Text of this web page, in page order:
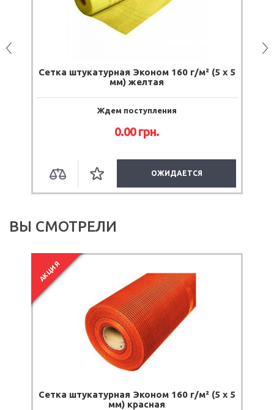
Сетка штукатурная Эконом 160 г/м² (5 х 5
мм) желтая
Ждем поступления
0.00грн.
ОЖИДАЕТСЯ
ВЫ СМОТРЕЛИ
АКЦИЯ
Сетка штукатурная Эконом 160 г/м² (5 х 5
мм) красная